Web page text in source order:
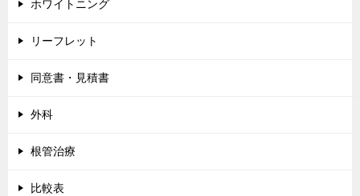
ホワイトニング
リーフレット
同意書・見積書
外科
根管治療
比較表